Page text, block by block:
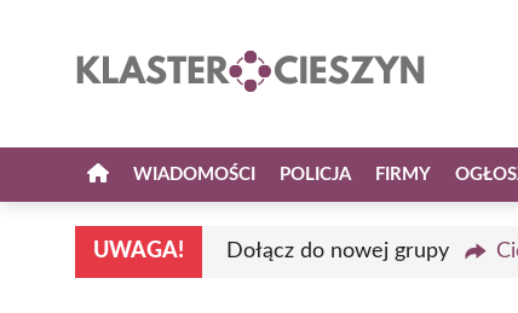
WIADOMOŚCI POLICJA FIRMY
UWAGA! Dołącz do nowej grupy